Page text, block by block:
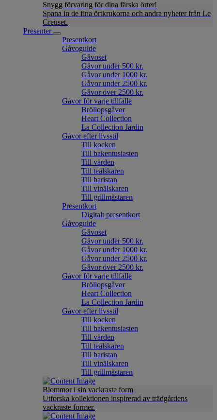
Snygg förvaring för dina färska örter!
Spana in de fina örtkrukorna och andra nyheter från Le
Creuset.
Presenter
Presentkort
Gåvoguide
Gåvoset
Gåvor under 500 kr.
Gåvor under 1000 kr.
Gåvor under 2500 kr.
Gåvor över 2500 kr.
Gåvor för varje tillfälle
Bröllopsgåvor
Heart Collection
La Collection Jardin
Gåvor efter livsstil
Till kocken
Till bakentusiasten
Till värden
Till teälskaren
Till baristan
Till vinälskaren
Till grillmästaren
Presentkort
Digitalt presentkort
Gåvoguide
Gåvoset
Gåvor under 500 kr.
Gåvor under 1000 kr.
Gåvor under 2500 kr.
Gåvor över 2500 kr.
Gåvor för varje tillfälle
Bröllopsgåvor
Heart Collection
La Collection Jardin
Gåvor efter livsstil
Till kocken
Till bakentusiasten
Till värden
Till teälskaren
Till baristan
Till vinälskaren
Till grillmästaren
Blommor i sin vackraste form
Utforska kollektionen inspirerad av trädgårdens
vackraste former.